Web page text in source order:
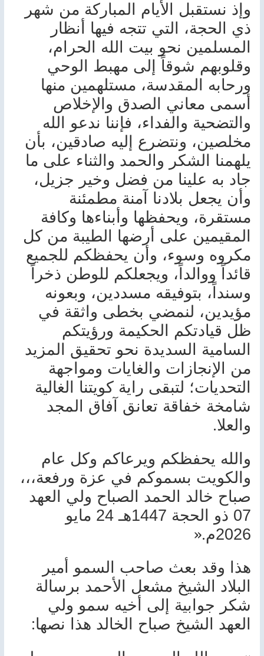
وإذ نستقبل الأيام المباركة من شهر
ذي الحجة، التي تتجه فيها أنظار
المسلمين نحو بيت الله الحرام،
وقلوبهم شوقاً إلى مهبط الوحي
ورحابه المقدسة، مستلهمين منها
أسمى معاني الصدق والإخلاص
والتضحية والفداء، فإننا ندعو الله
مخلصين، ونتضرع إليه صادقين، بأن
يلهمنا الشكر والحمد والثناء على ما
جاد به علينا من فضل وخير جزيل،
وأن يجعل بلادنا آمنة مطمئنة
مستقرة، ويحفظها وأبناءها وكافة
المقيمين على أرضها الطيبة من كل
مكروه وسوء، وأن يحفظكم للجميع
قائداً ووالداً، ويجعلكم للوطن ذخراً
وسنداً، بتوفيقه مسددين، وبعونه
مؤيدين، لنمضي بخطى واثقة في
ظل قيادتكم الحكيمة ورؤيتكم
السامية السديدة نحو تحقيق المزيد
من الإنجازات والغايات ومواجهة
التحديات؛ لتبقى راية كويتنا الغالية
شامخة خفاقة تعانق آفاق المجد
والعلا.
والله يحفظكم ويرعاكم وكل عام
والكويت بسموكم في عزة ورفعة،،،
صباح خالد الحمد الصباح ولي العهد
07 ذو الحجة 1447هـ 24 مايو
2026م
».
هذا وقد بعث صاحب السمو أمير
البلاد الشيخ مشعل الأحمد برسالة
شكر جوابية إلى أخيه سمو ولي
العهد الشيخ صباح الخالد هذا نصها: